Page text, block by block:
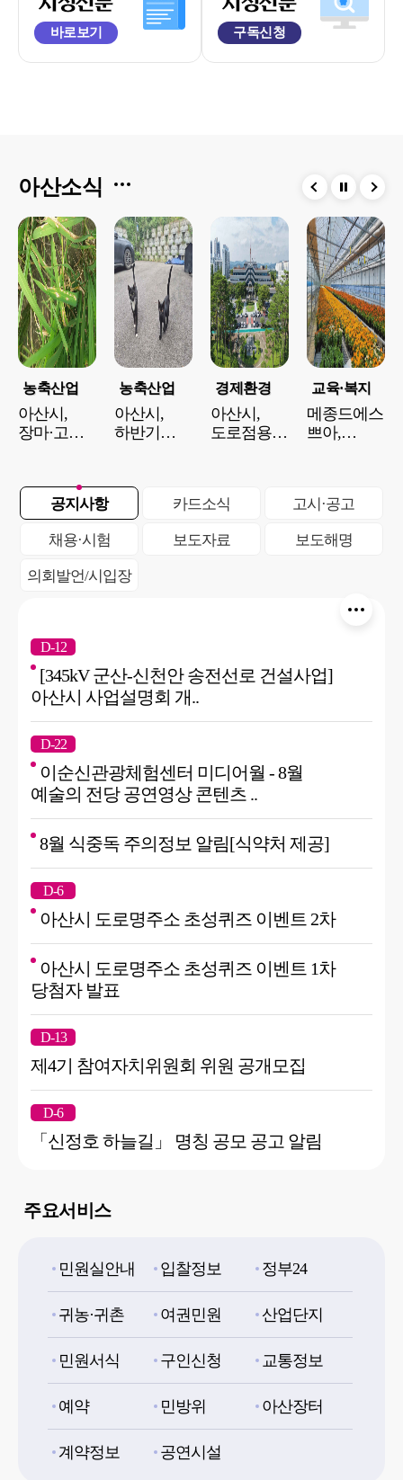
아산뉴스'시정
신문'
바로보기
아산뉴스'시정
신문'
구독신청
아산소식
농축산업
아산시,
장마·고온
병해충
적기 방제
당부
농축산업
아산시,
하반기
지원…
도심 개체
경제환경
아산시,
도로점용료
건전성
교육·복지
메종드에스
쁘아,
아산
환경개선에
공지사항
D-12
[345kV 군산-신천안 송전선로 건설사업]
아산시 사업설명회 개..
D-22
이순신관광체험센터 미디어월 - 8월
예술의 전당 공연영상 콘텐츠 ..
8월 식중독 주의정보 알림[식약처 제공]
D-6
아산시 도로명주소 초성퀴즈 이벤트 2차
아산시 도로명주소 초성퀴즈 이벤트 1차
당첨자 발표
D-13
제4기 참여자치위원회 위원 공개모집
D-6
「신정호 하늘길」 명칭 공모 공고 알림
카드소식 고시·공고
채용·시험 보도자료 보도해명
의회발언/시입장
주요서비스
민원실안내 입찰정보 정부24
귀농·귀촌 여권민원 산업단지
민원서식 구인신청 교통정보
예약 민방위 아산장터
계약정보 공연시설